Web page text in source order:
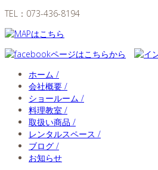
TEL： 073-436-8194
ホーム /
会社概要 /
ショールーム /
料理教室 /
取扱い商品 /
レンタルスペース /
ブログ /
お知らせ